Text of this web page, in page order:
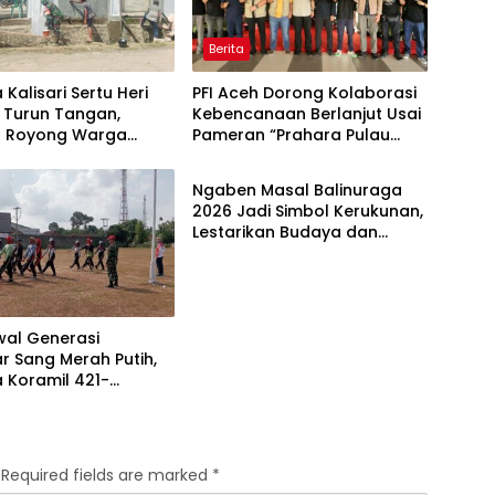
Kalisari Sertu Heri
Tangan,
Warga
Berita
PFI Aceh Dorong Kolaborasi
Kebencanaan Berlanjut Usai
Pameran “Prahara Pulau
Generasi
Sang Merah Putih,
Koramil 421-
Berita
Ngaben Masal Balinuraga
2026 Jadi Simbol Kerukunan,
Lestarikan Budaya dan
Required fields are marked *